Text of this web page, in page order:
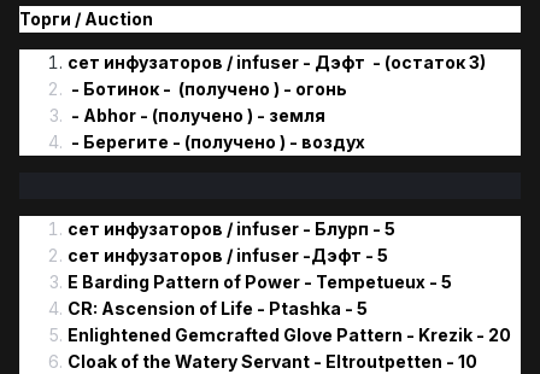
Торги / Аuction
сет инфузаторов / infuser - Дэфт - (остаток 3)
- Ботинок - (получено ) - огонь
- Abhor - (получено ) - земля
- Берегите - (получено ) - воздуx
сет инфузаторов / infuser - Блурп - 5
сет инфузаторов / infuser -Дэфт - 5
E Barding Pattern of Power - Tempetueux - 5
CR: Ascension of Life - Ptashka - 5
Enlightened Gemcrafted Glove Pattern - Krezik - 20
Cloak of the Watery Servant - Eltroutpetten - 10